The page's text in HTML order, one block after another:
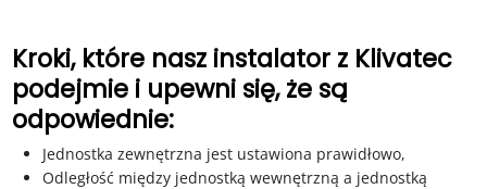
Kroki, które nasz instalator z Klivatec
podejmie i upewni się, że są
odpowiednie:
Jednostka zewnętrzna jest ustawiona prawidłowo,
Odległość między jednostką wewnętrzną a jednostką